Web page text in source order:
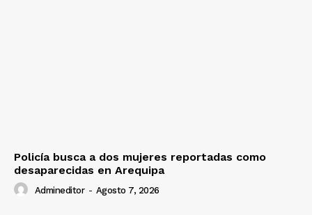
Policía busca a dos mujeres reportadas como
desaparecidas en Arequipa
Admineditor - Agosto 7, 2026